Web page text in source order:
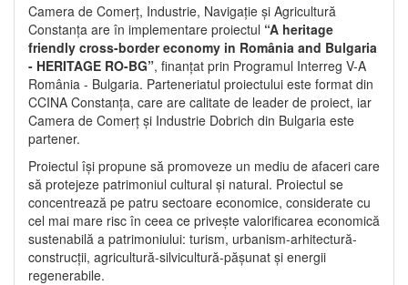
Camera de Comerț, Industrie, Navigație și Agricultură
Constanța are în implementare proiectul “A heritage
friendly cross-border economy in România and Bulgaria
- HERITAGE RO-BG”, finanțat prin Programul Interreg V-A
România - Bulgaria. Parteneriatul proiectului este format din
CCINA Constanța, care are calitate de leader de proiect, iar
Camera de Comerț și Industrie Dobrich din Bulgaria este
partener.
Proiectul își propune să promoveze un mediu de afaceri care
să protejeze patrimoniul cultural și natural. Proiectul se
concentrează pe patru sectoare economice, considerate cu
cel mai mare risc în ceea ce privește valorificarea economică
sustenabilă a patrimoniului: turism, urbanism-arhitectură-
construcții, agricultură-silvicultură-pășunat și energii
regenerabile.